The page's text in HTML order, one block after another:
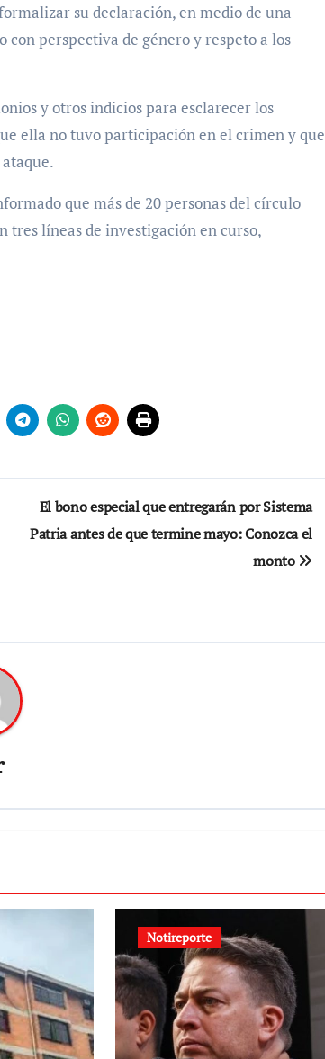
su declaración, en medio de una
perspectiva de género y respeto a los
y otros indicios para esclarecer los
ella no tuvo participación en el crimen y que
que más de 20 personas del círculo
tres líneas de investigación en curso,
El bono especial que entregarán por Sistema
Patria antes de que termine mayo: Conozca el
monto
Notireporte